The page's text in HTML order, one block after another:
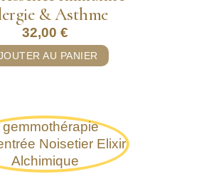
& Asthme
32,00 €
AU PANIER